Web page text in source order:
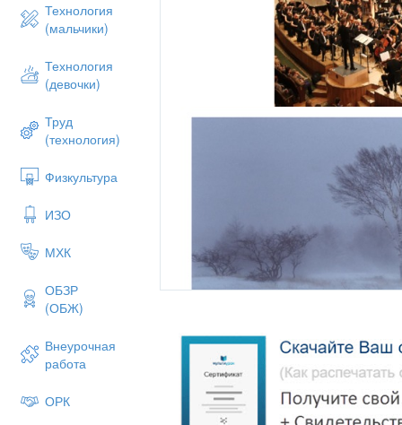
Технология
(мальчики)
Технология
(девочки)
Труд
(технология)
Физкультура
ИЗО
МХК
ОБЗР
(ОБЖ)
Внеурочная
работа
ОРК